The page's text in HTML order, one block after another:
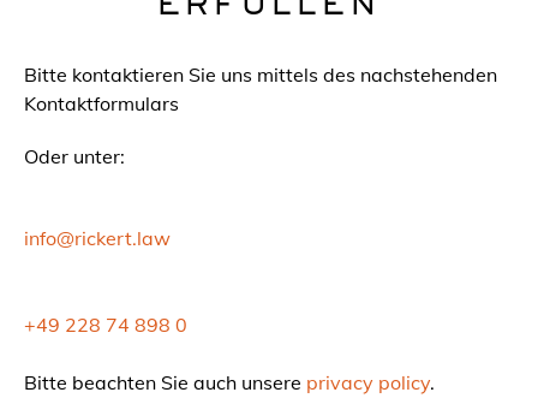
ERFÜLLEN
Bitte kontaktieren Sie uns mittels des nachstehenden
Kontaktformulars
Oder unter:
info@rickert.law
+49 228 74 898 0
Bitte beachten Sie auch unsere privacy policy.